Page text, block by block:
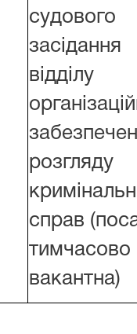
судового
засідання
відділу
розгляду
справ
тимчасово
вакантна)